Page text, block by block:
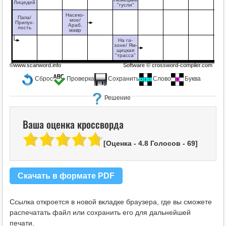
Сброс Проверка Сохранить Слово Буква
Решение
Лицедей
"гусли"
Папа/
Припух-
лость
Насеко-
мое/
Араб,
мавр
На га-
зоне/ Ям-
щицкая
"трасса"
©www.scanword.info Software ©crossword-compiler.com
Ваша оценка кроссворда
[Оценка - 4.8Голосов - 69]
Скачать в формате PDF
Ссылка откроется в новой вкладке браузера, где вы сможете
распечатать файл или сохранить его для дальнейшей
печати.